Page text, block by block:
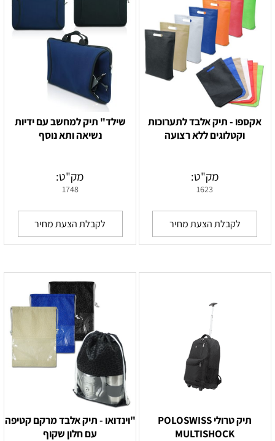
אקספו - תיק אלבד לתערוכות
וקטלוגים ללא רצועה
מק"ט:
1623
לקבלת הצעת מחיר
שילד" תיק למחשב עם ידיות
נשיאה ותא נוסף
מק"ט:
1748
לקבלת הצעת מחיר
תיק טרולי POLOSWISS
MULTISHOCK
"וינדואו - תיק אלבד מרקם קטיפה
עם חלון שקוף